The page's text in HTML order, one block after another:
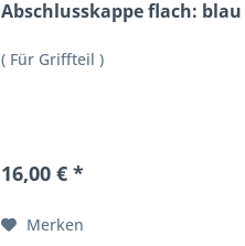
Abschlusskappe flach: blau
( Für Griffteil )
16,00 € *
Merken